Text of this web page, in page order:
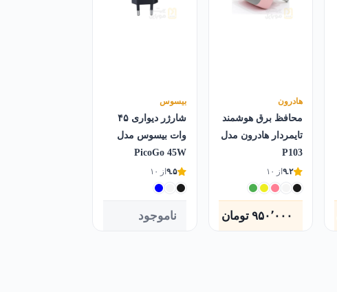
هادرون
محافظ برق هوشمند
تایمردار هادرون مدل
P103
۹.۲ از ۱۰
۹۵۰٬۰۰۰ تومان
بیسوس
شارژر دیواری ۴۵
وات بیسوس مدل
PicoGo 45W
۹.۵از ۱۰
ناموجود